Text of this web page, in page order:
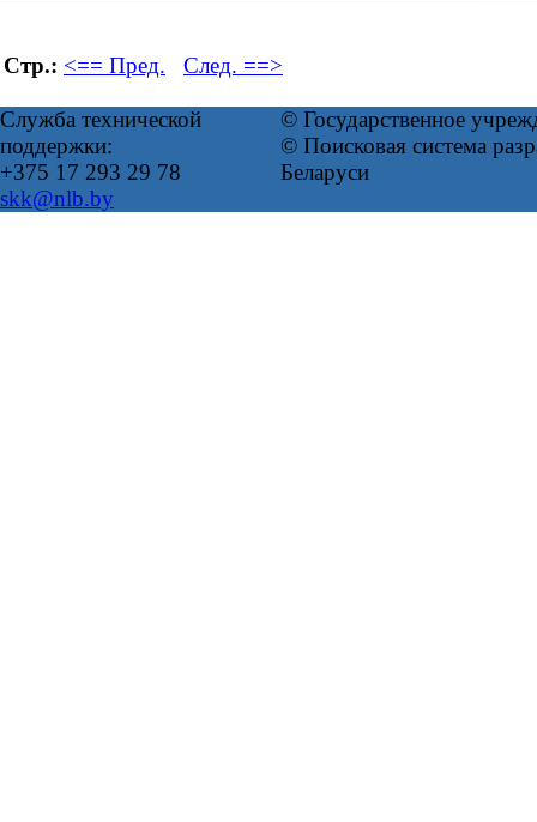
Стр.: <== Пред. След. ==>
Служба технической
поддержки:
+375 17 293 29 78
skk@nlb.by
© Государственное
© Поисковая система
Беларуси